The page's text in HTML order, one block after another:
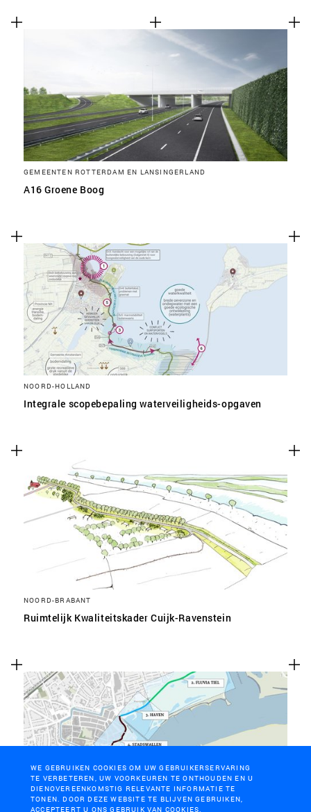
GEMEENTEN ROTTERDAM EN LANSINGERLAND
A16 Groene Boog
NOORD-HOLLAND
Integrale scopebepaling waterveiligheids-opgaven
NOORD-BRABANT
Ruimtelijk Kwaliteitskader Cuijk-Ravenstein
WE GEBRUIKEN COOKIES OM UW GEBRUIKERSERVARING
TE VERBETEREN, UW VOORKEUREN TE ONTHOUDEN EN U
DIENOVEREENKOMSTIG RELEVANTE INFORMATIE TE
TONEN. DOOR DEZE WEBSITE TE BLIJVEN GEBRUIKEN,
ACCEPTEERT U ONS GEBRUIK VAN COOKIES.